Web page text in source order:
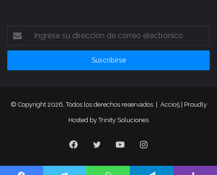
Ingrese
su
dirección
correo
© Copyright 2026, Todos los derechos reservados | Accio5| Proudly
Hosted byTrinity Soluciones
Facebook
Twitter YouTubeInstagram